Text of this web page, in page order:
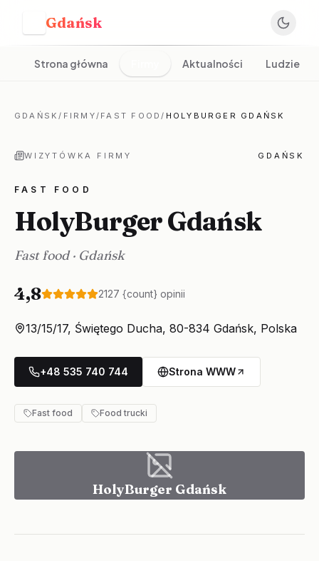
Gdańsk
Strona główna Aktualności Ludzie
GDAŃSK/ FIRMY/ FAST FOOD/ HOLYBURGER GDAŃSK
WIZYTÓWKA FIRMY GDAŃSK
FAST FOOD
HolyBurger Gdańsk
Fast food· Gdańsk
4,8 2127 {count} opinii
13/15/17, Świętego Ducha, 80-834 Gdańsk, Polska
+48 535 740 744 Strona WWW
Fast food Food trucki
HolyBurger Gdańsk